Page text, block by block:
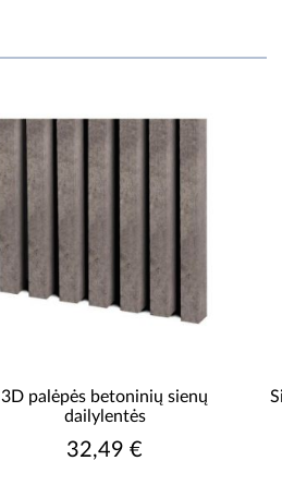
3D palėpės betoninių sienų
dailylentės
32,49 €